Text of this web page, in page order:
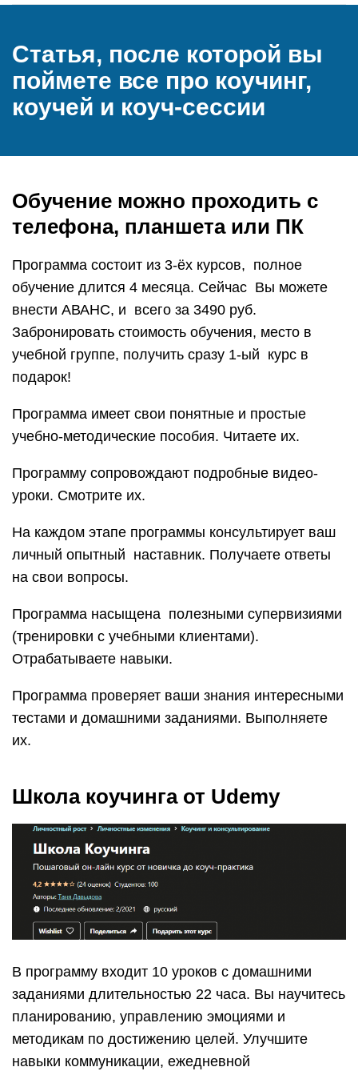
Статья, после которой вы
поймете все про коучинг,
коучей и коуч-сессии
Обучение можно проходить с
телефона, планшета или ПК
Программа состоит из 3-ёх курсов, полное
обучение длится 4 месяца. Сейчас Вы можете
внести АВАНС, и всего за 3490 руб.
Забронировать стоимость обучения, место в
учебной группе, получить сразу 1-ый курс в
подарок!
Программа имеет свои понятные и простые
учебно-методические пособия. Читаете их.
Программу сопровождают подробные видео-
уроки. Смотрите их.
На каждом этапе программы консультирует ваш
личный опытный наставник. Получаете ответы
на свои вопросы.
Программа насыщена полезными супервизиями
(тренировки с учебными клиентами).
Отрабатываете навыки.
Программа проверяет ваши знания интересными
тестами и домашними заданиями. Выполняете
их.
Школа коучинга от Udemy
В программу входит 10 уроков с домашними
заданиями длительностью 22 часа. Вы научитесь
планированию, управлению эмоциями и
методикам по достижению целей. Улучшите
навыки коммуникации, ежедневной